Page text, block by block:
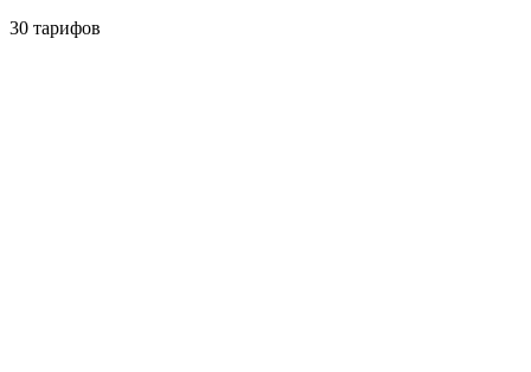
30 тарифов